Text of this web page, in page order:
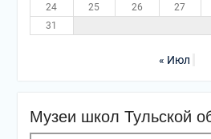
24
25 26 27
31
« Июл
Музеи школ Тульской